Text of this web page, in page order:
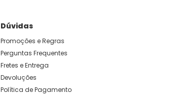
Dúvidas
Promoções e Regras
Perguntas Frequentes
Fretes e Entrega
Devoluções
Política de Pagamento